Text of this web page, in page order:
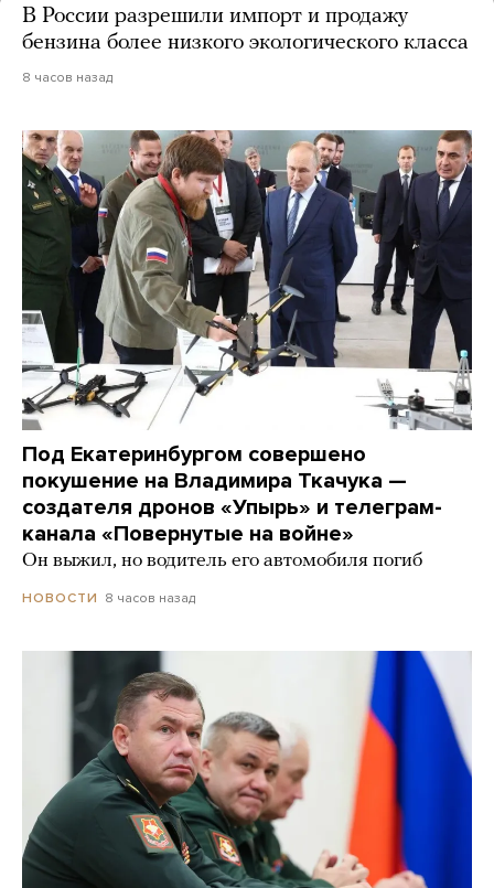
В России разрешили импорт и продажу
бензина более низкого экологического класса
8 часов назад
Под Екатеринбургом совершено
покушение на Владимира Ткачука —
создателя дронов «Упырь» и телеграм-
канала «Повернутые на войне»
Он выжил, но водитель его автомобиля погиб
НОВОСТИ 8 часов назад